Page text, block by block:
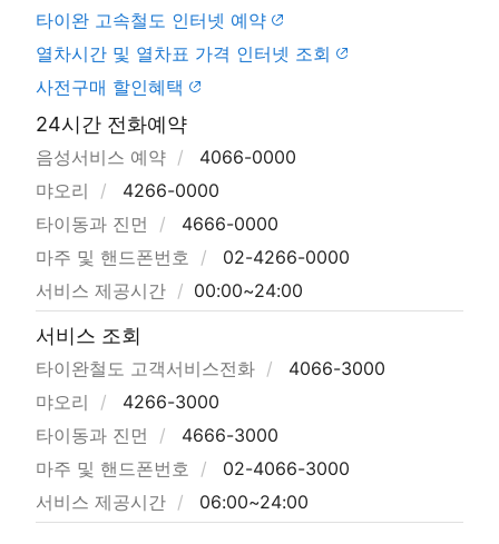
타이완 고속철도 인터넷 예약
열차시간 및 열차표 가격 인터넷 조회
사전구매 할인혜택
24시간 전화예약
음성서비스 예약
4066-0000
먀오리
4266-0000
타이동과 진먼
4666-0000
마주 및 핸드폰번호
02-4266-0000
서비스 제공시간
00:00~24:00
서비스 조회
타이완철도 고객서비스전화
4066-3000
먀오리
4266-3000
타이동과 진먼
4666-3000
마주 및 핸드폰번호
02-4066-3000
서비스 제공시간
06:00~24:00